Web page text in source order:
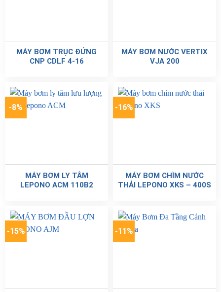
MÁY BƠM TRỤC ĐỨNG
CNP CDLF 4-16
MÁY BƠM NƯỚC VERTIX
VJA 200
-8%
MÁY BƠM LY TÂM
LEPONO ACM 110B2
-16%
MÁY BƠM CHÌM NƯỚC
THẢI LEPONO XKS – 400S
-15% -11%